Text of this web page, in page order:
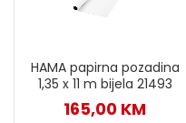
HAMA papirna pozadina
1,35 x 11 m bijela 21493
165,00 KM